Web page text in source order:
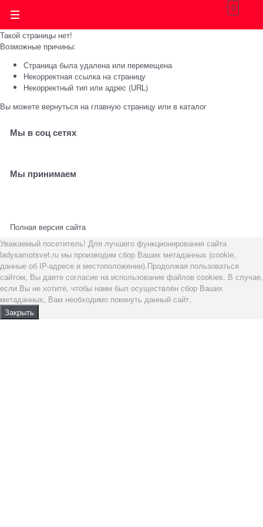
0
Такой страницы нет!
Возможные причины:
Страница была удалена или перемещена
Некорректная ссылка на страницу
Некорректный тип или адрес (URL)
Вы можете вернуться на главную страницу или в каталог
Мы в соц сетях
Мы принимаем
Полная версия сайта
Уважаемый посетитель! Для лучшего функционирования сайта
ladysamotsvet.ru мы производим сбор Ваших метаданных (cookie,
данные об IP-адресе и местоположении).Продолжая пользоваться
сайтом, Вы даете согласие на использование файлов cookies. В случае,
если Вы не хотите, чтобы нами был осуществлён сбор Ваших
метаданных, Вам необходимо покинуть данный сайт.
Закрыть